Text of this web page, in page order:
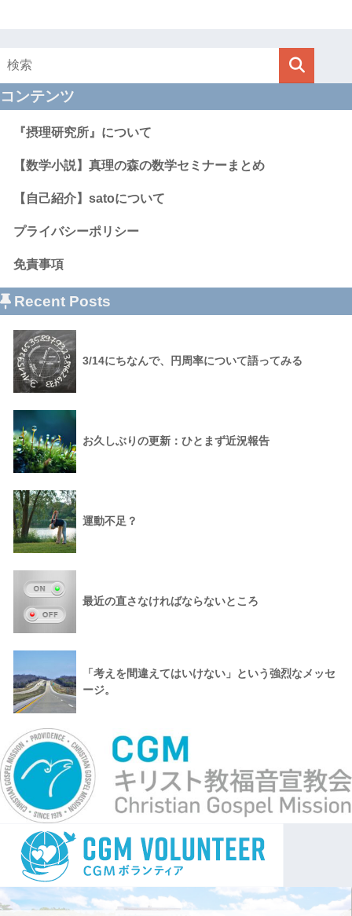
コンテンツ
『摂理研究所』について
【数学小説】真理の森の数学セミナーまとめ
【自己紹介】satoについて
プライバシーポリシー
免責事項
Recent Posts
3/14にちなんで、円周率について語ってみる
お久しぶりの更新：ひとまず近況報告
運動不足？
最近の直さなければならないところ
「考えを間違えてはいけない」という強烈なメッセ
ージ。